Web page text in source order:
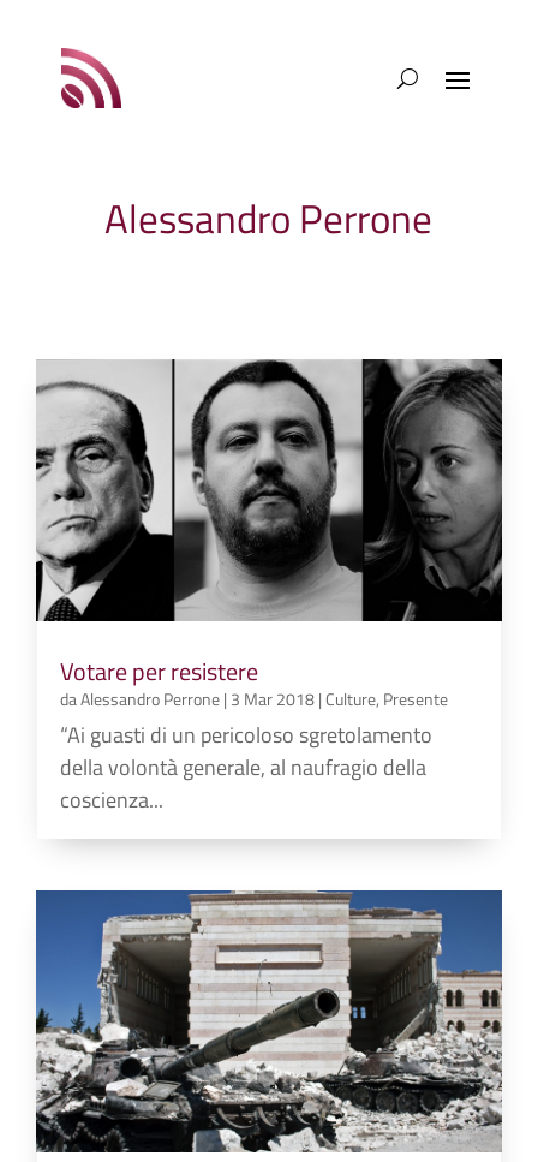
Alessandro Perrone
Votare per resistere
daAlessandro Perrone| 3 Mar 2018|Culture, Presente
“Ai guasti di un pericoloso sgretolamento
della volontà generale, al naufragio della
coscienza...